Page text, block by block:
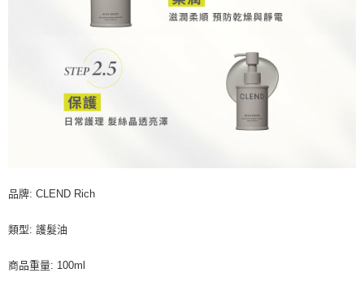
品牌: CLEND Rich
類型: 護髮油
商品重量: 100ml